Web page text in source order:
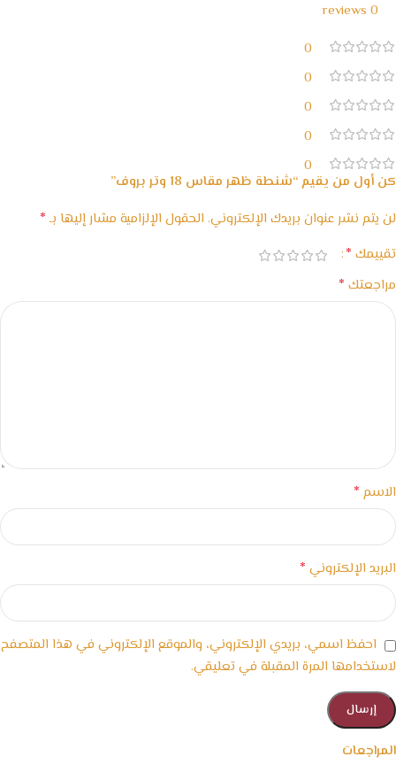
0 reviews
0
0
0
0
0
المراجعات
كن أول من يقيم “شنطة ظهر مقاس 18 وتر بروف”
لن يتم نشر عنوان بريدك الإلكتروني. الحقول الإلزامية مشار إليها بـ*
تقييمك *
مراجعتك *
الاسم *
البريد الإلكتروني *
احفظ اسمي، بريدي الإلكتروني، والموقع الإلكتروني في هذا المتصفح
لاستخدامها المرة المقبلة في تعليقي.